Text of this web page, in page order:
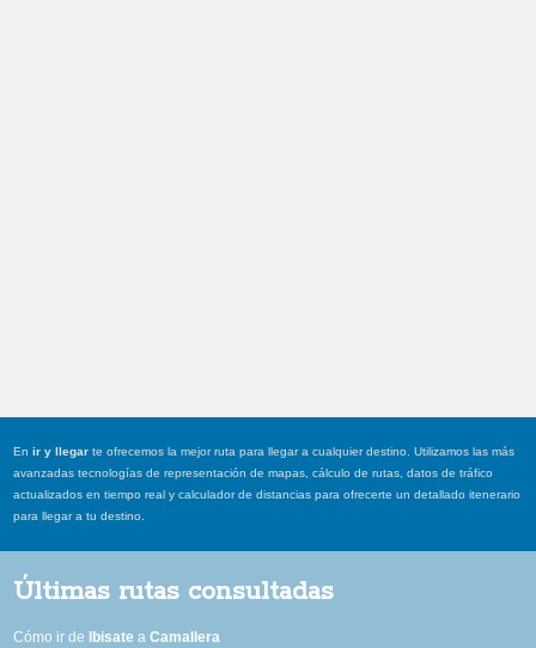
Enir y llegar te ofrecemos la mejor ruta para llegar a cualquier destino. Utilizamos las más
avanzadas tecnologías de representación de mapas, cálculo de rutas, datos de tráfico
actualizados en tiempo real y calculador de distancias para ofrecerte un detallado itenerario
para llegar a tu destino.
Últimas rutas consultadas
Cómo ir de Ibisate aCamallera